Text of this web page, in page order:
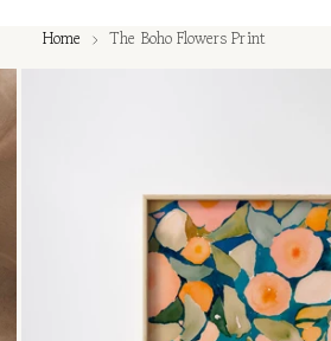
Home The Boho Flowers Print